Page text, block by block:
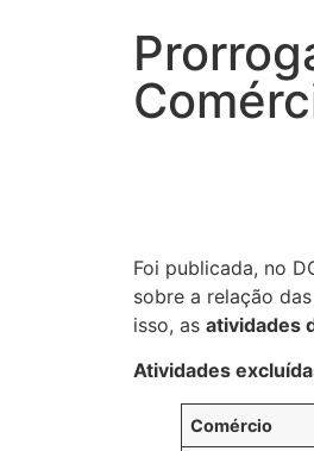
Foi publicada, no
sobre a relação das
isso, as atividades
Atividades
Comércio